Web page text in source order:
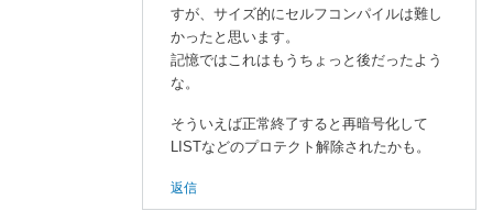
すが、サイズ的にセルフコンパイルは難し
かったと思います。
記憶ではこれはもうちょっと後だったよう
な。
そういえば正常終了すると再暗号化して
LISTなどのプロテクト解除されたかも。
返信